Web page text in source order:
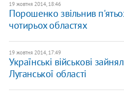
19 жовтня 2014, 18:46
Порошенко звільнив
чотирьох областях
19 жовтня 2014, 17:49
Українські військові
Луганської області